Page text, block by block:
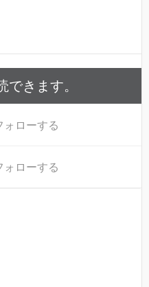
できます。
ォローする
ォローする